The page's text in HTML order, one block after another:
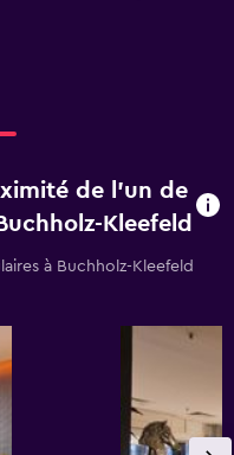
de l’un de
Kleefeld
à Buchholz-Kleefeld